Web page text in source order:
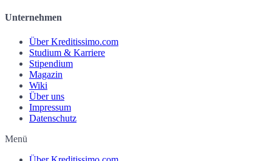
Unternehmen
Über Kreditissimo.com
Studium & Karriere
Stipendium
Magazin
Wiki
Über uns
Impressum
Datenschutz
Menü